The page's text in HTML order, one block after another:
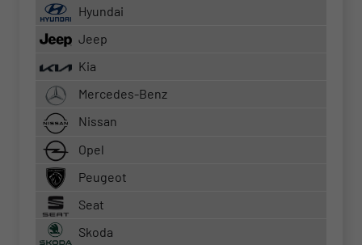
Hyundai
Jeep
Kia
Mercedes-Benz
Nissan
Opel
Peugeot
Seat
Skoda